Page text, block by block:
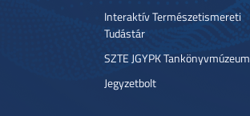
Interaktív Természetismereti
Tudástár
SZTE JGYPK Tankönyvmúzeum
Jegyzetbolt